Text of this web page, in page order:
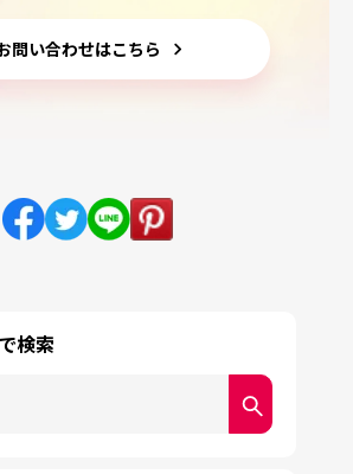
問い合わせはこちら
検索
候補機能付きの検索フィールドです。